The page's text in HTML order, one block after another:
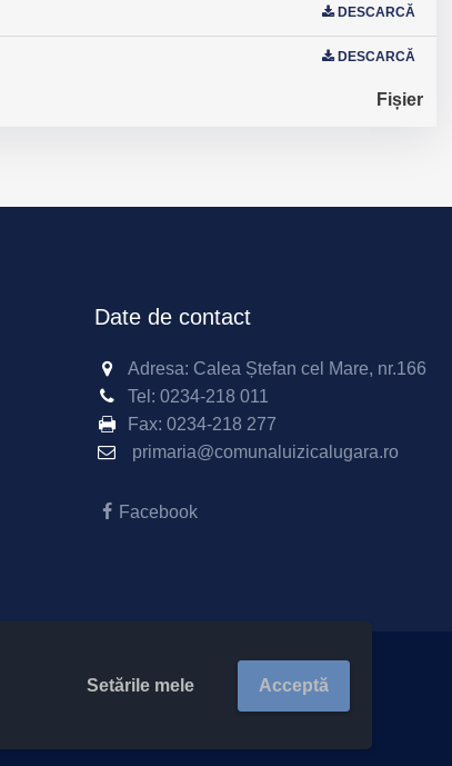
Setările mele Acceptă
DESCARCĂ
DESCARCĂ
Fișier
Date de contact
Adresa: Calea Ștefan cel Mare, nr.166
Tel: 0234-218 011
Fax: 0234-218 277
primaria@comunaluizicalugara.ro
Facebook